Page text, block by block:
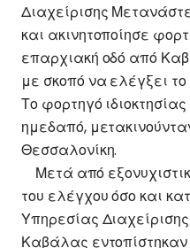
Διαχείρισης
και ακινητοποίησε
επαρχιακή οδό από
με σκοπό να ελέγξει το
Το φορτηγό
ημεδαπό,
Θεσσαλονίκη.
Μετά από
του ελέγχου όσο και
Υπηρεσίας
Καβάλας εντοπίστηκαν